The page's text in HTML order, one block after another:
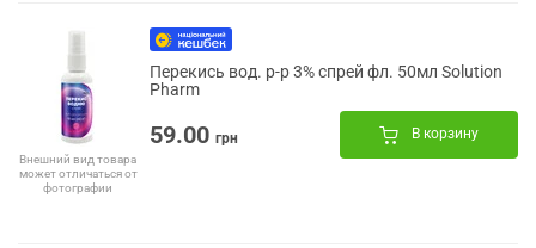
Внешний вид товара
может отличаться от
фотографии
Перекись вод. р-р 3% спрей фл. 50мл Solution
Pharm
59.00 грн В корзину